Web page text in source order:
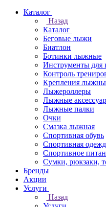
Каталог
Назад
Каталог
Беговые лыжи
Биатлон
Ботинки лыжные
Инструменты для
Контроль
Крепления
Лыжероллеры
Лыжные
Лыжные палки
Очки
Смазка лыжная
Спортивная обувь
Спортивная
Спортивное
Сумки, рюкзаки,
Бренды
Акции
Услуги
Назад